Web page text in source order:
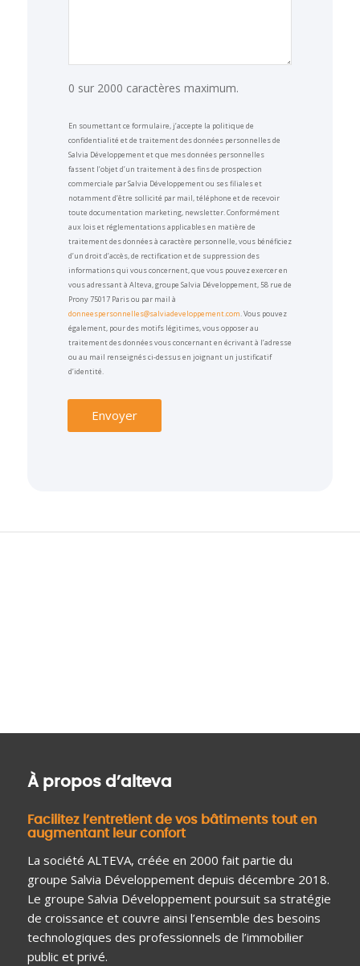
0 sur 2000 caractères maximum.
En soumettant ce formulaire, j’accepte la politique de
confidentialité et de traitement des données personnelles de
Salvia Développement et que mes données personnelles
fassent l’objet d’un traitement à des fins de prospection
commerciale par Salvia Développement ou ses filiales et
notamment d’être sollicité par mail, téléphone et de recevoir
toute documentation marketing, newsletter. Conformément
aux lois et réglementations applicables en matière de
traitement des données à caractère personnelle, vous bénéficiez
d’un droit d’accès, de rectification et de suppression des
informations qui vous concernent, que vous pouvez exercer en
vous adressant à Alteva, groupe Salvia Développement, 58 rue de
Prony 75017 Paris ou par mail à
donneespersonnelles@salviadeveloppement.com . Vous pouvez
également, pour des motifs légitimes, vous opposer au
traitement des données vous concernant en écrivant à l’adresse
ou au mail renseignés ci-dessus en joignant un justificatif
d’identité.
Envoyer
À propos d’alteva
Facilitez l’entretient de vos bâtiments tout en
augmentant leur confort
La société ALTEVA, créée en 2000 fait partie du
groupe Salvia Développement depuis décembre 2018.
Le groupe Salvia Développement poursuit sa stratégie
de croissance et couvre ainsi l’ensemble des besoins
technologiques des professionnels de l’immobilier
public et privé.